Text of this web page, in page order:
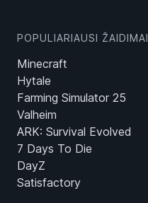
POPULIARIAUSI ŽAIDIMAI
Minecraft
Hytale
Farming Simulator 25
Valheim
ARK: Survival Evolved
7 Days To Die
DayZ
Satisfactory